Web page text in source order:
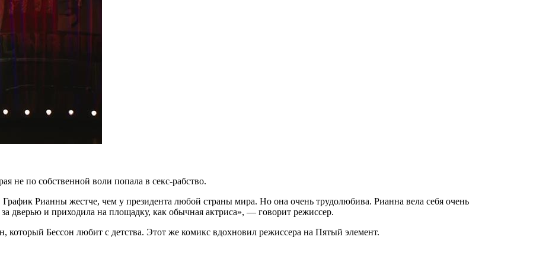
не по собственной воли попала в секс-рабство.
Рианны жестче, чем у президента любой страны мира. Но она очень трудолюбива. Рианна вела себя очень
дверью и приходила на площадку, как обычная актриса», — говорит режиссер.
который Бессон любит с детства. Этот же комикс вдохновил режиссера на Пятый элемент.